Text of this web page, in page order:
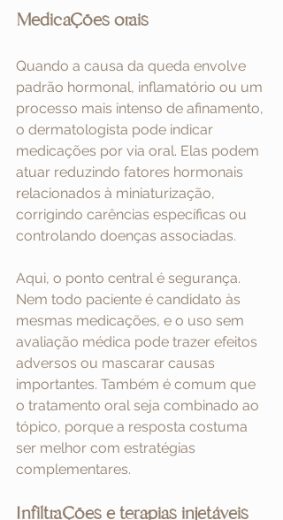
Medicações orais
Quando a causa da queda envolve
padrão hormonal, inflamatório ou um
processo mais intenso de afinamento,
o dermatologista pode indicar
medicações por via oral. Elas podem
atuar reduzindo fatores hormonais
relacionados à miniaturização,
corrigindo carências específicas ou
controlando doenças associadas.
Aqui, o ponto central é segurança.
Nem todo paciente é candidato às
mesmas medicações, e o uso sem
avaliação médica pode trazer efeitos
adversos ou mascarar causas
importantes. Também é comum que
o tratamento oral seja combinado ao
tópico, porque a resposta costuma
ser melhor com estratégias
complementares.
Infiltrações e terapias injetáveis